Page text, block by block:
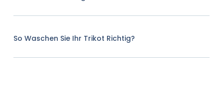
So Waschen Sie Ihr Trikot Richtig?